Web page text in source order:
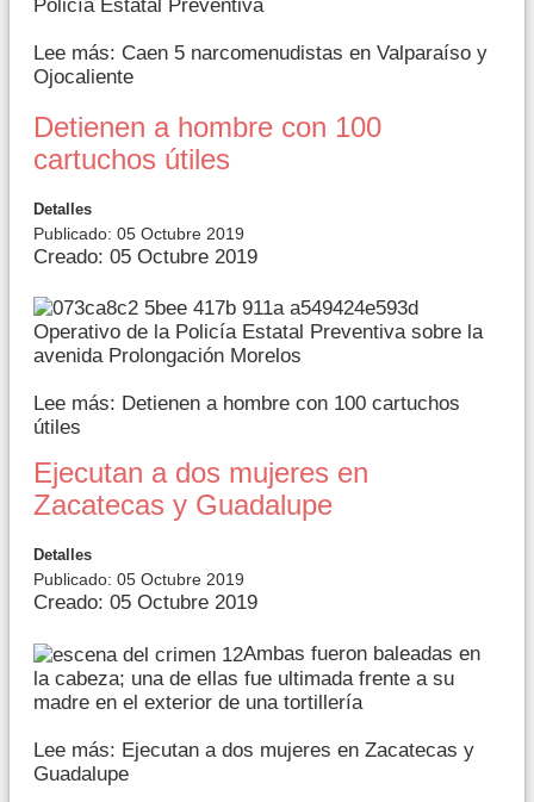
Policía Estatal Preventiva
Lee más: Caen 5 narcomenudistas en Valparaíso y
Ojocaliente
Detienen a hombre con 100
cartuchos útiles
Detalles
Publicado: 05 Octubre 2019
Creado: 05 Octubre 2019
Operativo de la Policía Estatal Preventiva sobre la
avenida Prolongación Morelos
Lee más: Detienen a hombre con 100 cartuchos
útiles
Ejecutan a dos mujeres en
Zacatecas y Guadalupe
Detalles
Publicado: 05 Octubre 2019
Creado: 05 Octubre 2019
Ambas fueron baleadas en
la cabeza; una de ellas fue ultimada frente a su
madre en el exterior de una tortillería
Lee más: Ejecutan a dos mujeres en Zacatecas y
Guadalupe